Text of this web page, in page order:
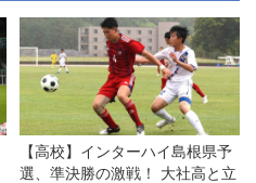
【高校】インターハイ島根県予
選、準決勝の激戦！ 大社高と立